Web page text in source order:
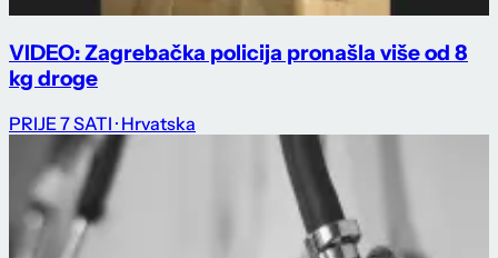
VIDEO: Zagrebačka policija pronašla više od 8
kg droge
PRIJE 7 SATI · Hrvatska